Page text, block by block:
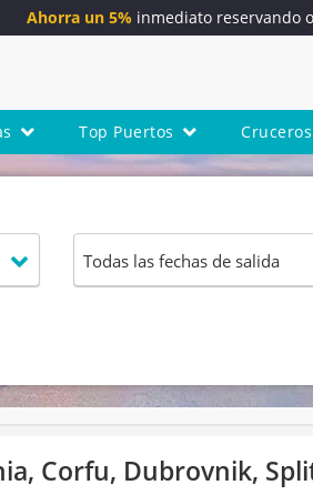
Ahorra un 5% inmediato reservando
Top Puertos
Corfu, Dubrovnik,